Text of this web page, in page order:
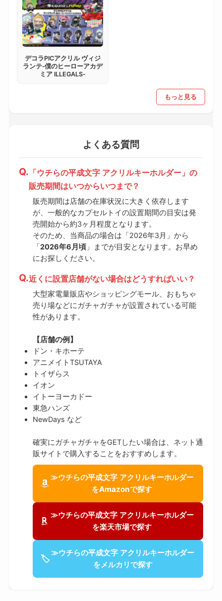
デコラPICアクリル ヴィジ
ランテ‐僕のヒーローアカデ
ミア ILLEGALS‐
もっと見る
よくある質問
「ウチらの平成文字 アクリルキーホルダー」の
販売期間はいつからいつまで？
販売期間は店舗の在庫状況に大きく依存します
が、一般的なカプセルトイの設置期間の目安は発
売開始から約3ヶ月程度となります。
そのため、当商品の場合は「2026年3月」から
「 2026年6月頃」までが目安となります。お早め
にお探しください。
近くに設置店舗がない場合はどうすればいい？
大型家電量販店やショッピングモール、おもちゃ
売り場などにガチャガチャが設置されている可能
性があります。
【店舗の例】
ドン・キホーテ
アニメイトTSUTAYA
トイザらス
イオン
イトーヨーカドー
東急ハンズ
NewDays など
確実にガチャガチャをGETしたい場合は、ネット通
販サイトで購入することをおすすめします。
≫ウチらの平成文字 アクリルキーホルダー
をAmazonで探す
≫ウチらの平成文字 アクリルキーホルダー
を楽天市場で探す
🏷
≫ウチらの平成文字 アクリルキーホルダー
をメルカリで探す